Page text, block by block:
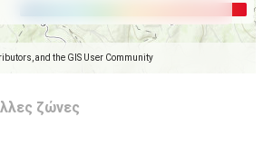
and the GIS User Community
ζώνες